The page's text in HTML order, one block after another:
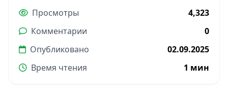
Просмотры
4,323
Комментарии
0
Опубликовано
02.09.2025
Время чтения
1 мин